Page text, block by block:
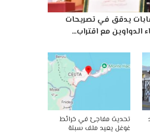
يدقق في تصريحات
الدواوين مع اقتراب…
تحديث مفاجئ في خرائط
غوغل يعيد ملف سبتة